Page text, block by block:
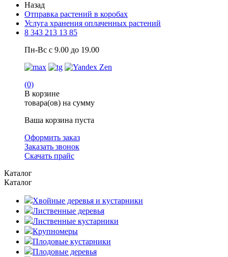
Назад
Отправка растений в коробах
Услуга хранения оплаченных растений
8 343 213 13 85
Пн-Вс с 9.00 до 19.00
(0)
В корзине
товара(ов) на сумму
Ваша корзина пуста
Оформить заказ
Заказать звонок
Скачать прайс
Каталог
Каталог
Хвойные деревья и кустарники
Лиственные деревья
Лиственные кустарники
Крупномеры
Плодовые кустарники
Плодовые деревья